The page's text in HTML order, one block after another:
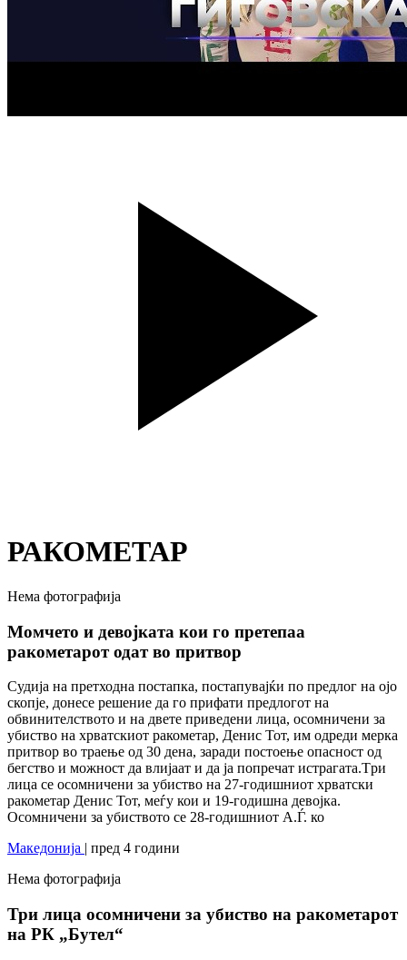
РАКОМЕТАР
Нема фотографија
Момчето и девојката кои го претепаа
ракометарот одат во притвор
Судија на претходна постапка, постапувајќи по предлог на ојо
скопје, донесе решение да го прифати предлогот на
обвинителството и на двете приведени лица, осомничени за
убиство на хрватскиот ракометар, Денис Тот, им одреди мерка
притвор во траење од 30 дена, заради постоење опасност од
бегство и можност да влијаат и да ја попречат истрагата.Tри
лица се осомничени за убиство на 27-годишниот хрватски
ракометар Денис Тот, меѓу кои и 19-годишна девојка.
Осомничени за убиството се 28-годишниот А.Ѓ. ко
Македонија | пред 4 години
Нема фотографија
Три лица осомничени за убиство на ракометарот
на РК „Бутел“